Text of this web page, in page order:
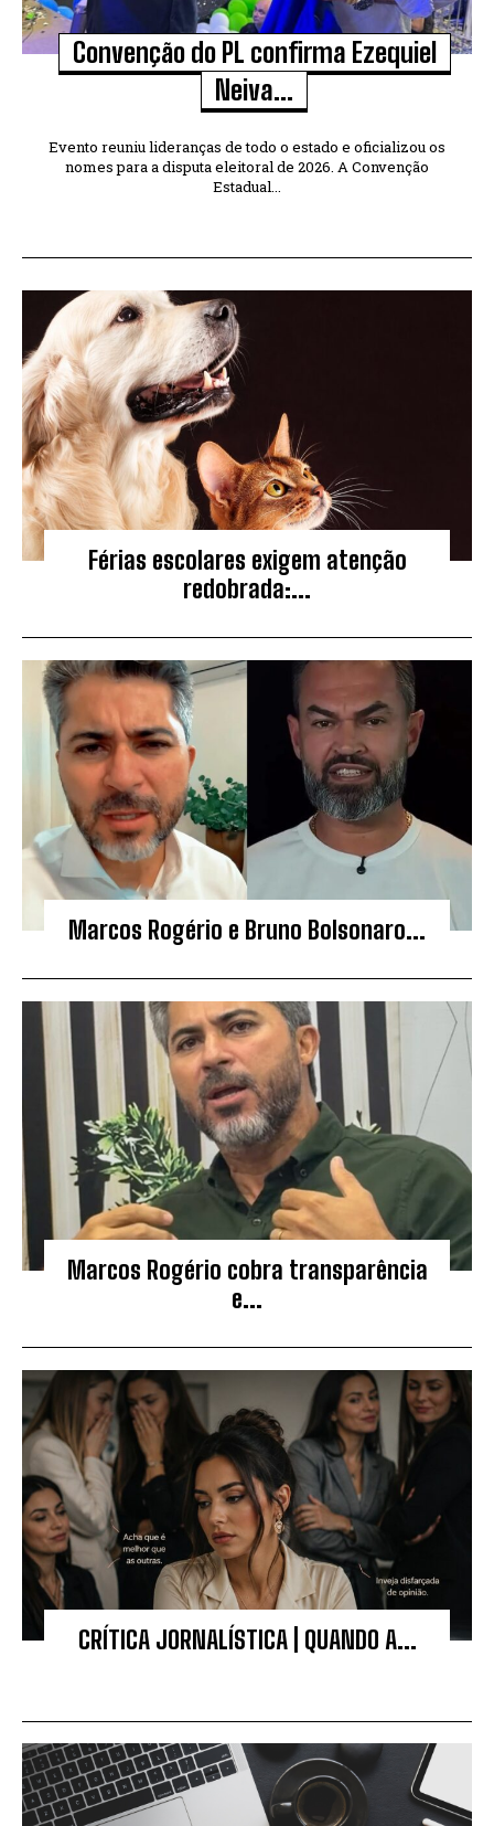
Convenção do PL confirma Ezequiel
Neiva...
Evento reuniu lideranças de todo o estado e oficializou os
nomes para a disputa eleitoral de 2026. A Convenção
Estadual...
Férias escolares exigem atenção
redobrada:...
Marcos Rogério e Bruno Bolsonaro...
Marcos Rogério cobra transparência
e...
CRÍTICA JORNALÍSTICA | QUANDO A...